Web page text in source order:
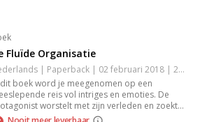
Fluïde Organisatie
Nederlands | Paperback | 02 februari 2018 | 200 pagina's | 9789401450454
boek word je meegenomen op een
reis vol intriges en emoties. De
worstelt met zijn verleden en zoekt
verlossing in een wereld van complexe